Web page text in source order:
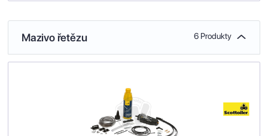
Mazivo řetězu 6 Produkty